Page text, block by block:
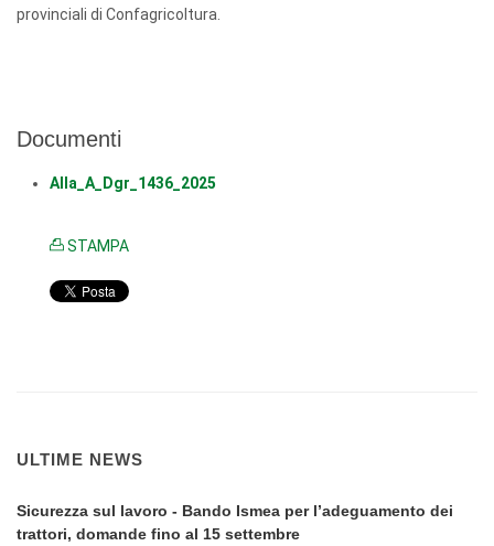
provinciali di Confagricoltura.
Documenti
Alla_A_Dgr_1436_2025
STAMPA
ULTIME NEWS
Sicurezza sul lavoro - Bando Ismea per l’adeguamento dei
trattori, domande fino al 15 settembre